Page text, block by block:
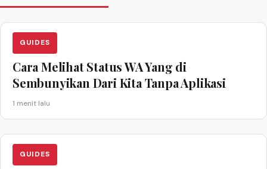
GUIDES
Cara Melihat Status WA Yang di
Sembunyikan Dari Kita Tanpa Aplikasi
1 menit lalu
GUIDES